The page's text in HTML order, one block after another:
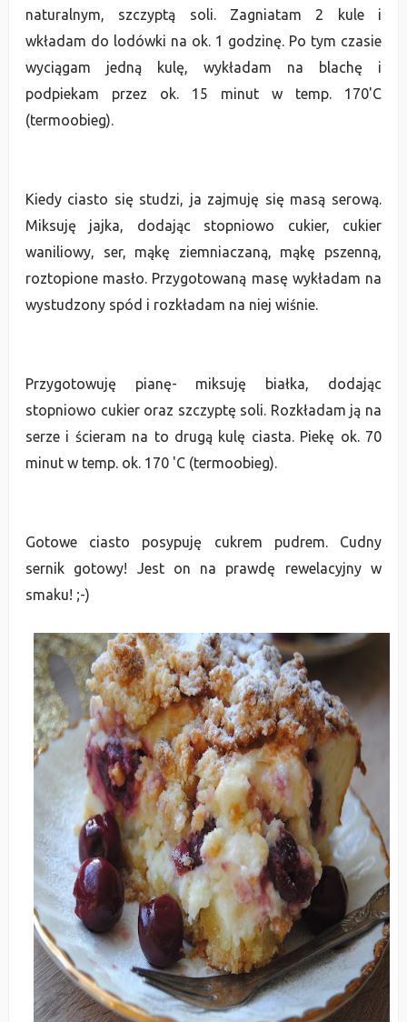
naturalnym, szczyptą soli. Zagniatam 2 kule i
wkładam do lodówki na ok. 1 godzinę. Po tym czasie
wyciągam jedną kulę, wykładam na blachę i
podpiekam przez ok. 15 minut w temp. 170'C
(termoobieg).
Kiedy ciasto się studzi, ja zajmuję się masą serową.
Miksuję jajka, dodając stopniowo cukier, cukier
waniliowy, ser, mąkę ziemniaczaną, mąkę pszenną,
roztopione masło. Przygotowaną masę wykładam na
wystudzony spód i rozkładam na niej wiśnie.
Przygotowuję pianę- miksuję białka, dodając
stopniowo cukier oraz szczyptę soli. Rozkładam ją na
serze i ścieram na to drugą kulę ciasta. Piekę ok. 70
minut w temp. ok. 170 'C (termoobieg).
Gotowe ciasto posypuję cukrem pudrem. Cudny
sernik gotowy! Jest on na prawdę rewelacyjny w
smaku! ;-)